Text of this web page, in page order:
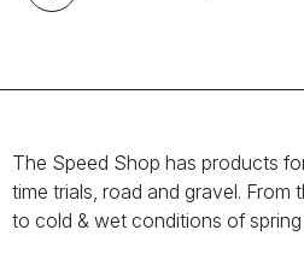
The Speed Shop has products
time trials, road and gravel. From
to cold & wet conditions of spring